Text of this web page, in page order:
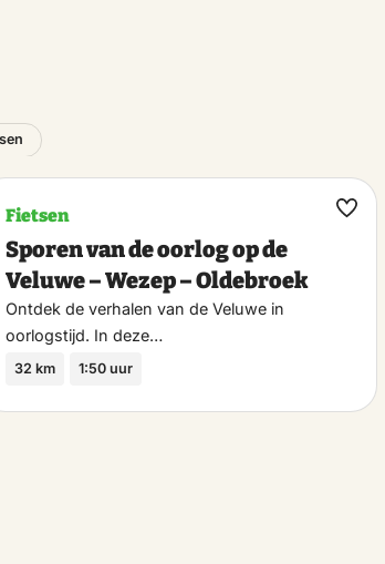
Fietsen
Sporen van de oorlog op de
Veluwe – Wezep – Oldebroek
Ontdek de verhalen van de Veluwe in
oorlogstijd. In deze…
32 km 1:50 uur
Maak